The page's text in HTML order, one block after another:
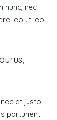
nunc, nec
leo ut leo
et justo
parturient